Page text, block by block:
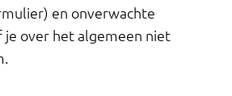
en onverwachte
over het algemeen niet